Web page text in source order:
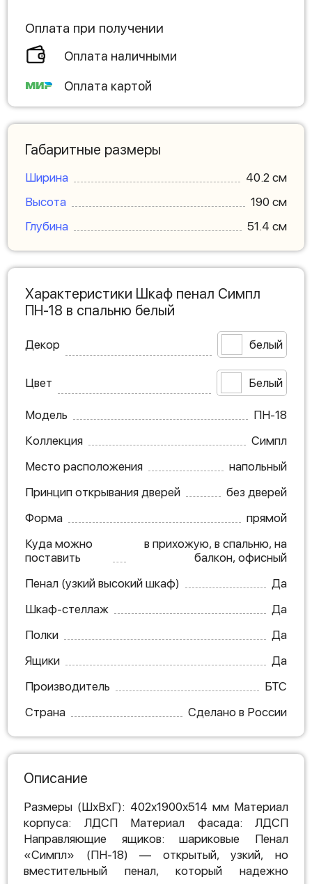
Оплата при получении
Оплата наличными
Оплата картой
Габаритные размеры
Ширина
40.2 см
Высота
190 см
Глубина
51.4 см
Характеристики Шкаф пенал Симпл
ПН-18 в спальню белый
Декор белый
Цвет Белый
Модель
ПН-18
Коллекция
Симпл
Место расположения
напольный
Принцип открывания дверей
без дверей
Форма
прямой
Куда можно
поставить
в прихожую, в спальню, на
балкон, офисный
Пенал (узкий высокий шкаф)
Да
Шкаф-стеллаж
Да
Полки
Да
Ящики
Да
Производитель
БТС
Страна
Сделано в России
Описание
Размеры (ШхВхГ): 402х1900х514 мм Материал
корпуса: ЛДСП Материал фасада: ЛДСП
Направляющие ящиков: шариковые Пенал
«Симпл» (ПН-18) — открытый, узкий, но
вместительный пенал, который надежно